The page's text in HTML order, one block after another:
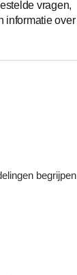
vragen,
informatie over
begrijpen